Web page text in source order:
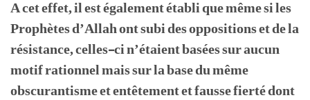
A cet effet, il est également établi que même si les
Prophètes d’Allah ont subi des oppositions et de la
résistance, celles-ci n’étaient basées sur aucun
motif rationnel mais sur la base du même
obscurantisme et entêtement et fausse fierté dont